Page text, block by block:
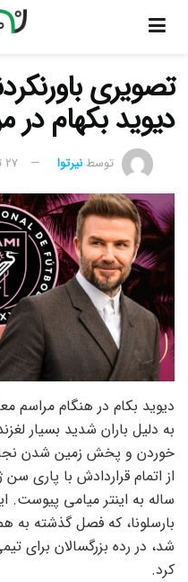
تصویری
دیوید بکهام
توسطنیرتوا 27 تیر 1402
دیوید بکام در هنگام مراسم
به دلیل باران شدید بسیار
از اتمام قراردادش با پاری
ساله به اینتر میامی پیوست.
بارسلونا، که فصل گذشته به
شد، در رده بزرگسالان برای
کرد.